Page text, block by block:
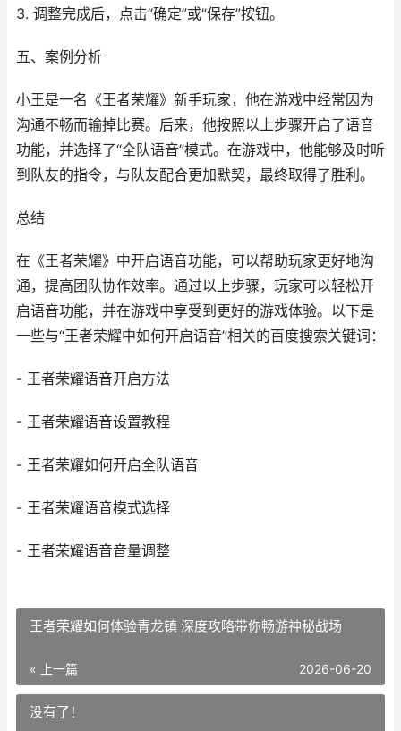
3. 调整完成后，点击“确定”或“保存”按钮。
五、案例分析
小王是一名《王者荣耀》新手玩家，他在游戏中经常因为
沟通不畅而输掉比赛。后来，他按照以上步骤开启了语音
功能，并选择了“全队语音”模式。在游戏中，他能够及时听
到队友的指令，与队友配合更加默契，最终取得了胜利。
总结
在《王者荣耀》中开启语音功能，可以帮助玩家更好地沟
通，提高团队协作效率。通过以上步骤，玩家可以轻松开
启语音功能，并在游戏中享受到更好的游戏体验。以下是
一些与“王者荣耀中如何开启语音”相关的百度搜索关键词：
- 王者荣耀语音开启方法
- 王者荣耀语音设置教程
- 王者荣耀如何开启全队语音
- 王者荣耀语音模式选择
- 王者荣耀语音音量调整
王者荣耀如何体验青龙镇 深度攻略带你畅游神秘战场
« 上一篇 2026-06-20
没有了！